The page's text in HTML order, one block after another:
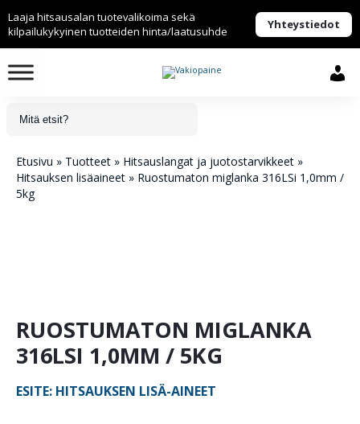
Laaja hitsausalan tuotevalikoima sekä
kilpailukykyinen tuotteiden hinta/laatusuhde
Yhteystiedot
Etusivu » Tuotteet » Hitsauslangat ja juotostarvikkeet »
Hitsauksen lisäaineet » Ruostumaton miglanka 316LSi 1,0mm /
5kg
RUOSTUMATON MIGLANKA
316LSI 1,0MM / 5KG
ESITE: HITSAUKSEN LISÄ-AINEET